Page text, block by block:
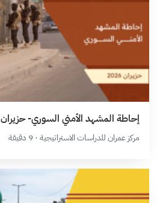
إحاطة المشهد الأمني السوري- حزيران 2026-
مركز عمران للدراسات الاستراتيجية · 9 دقيقة